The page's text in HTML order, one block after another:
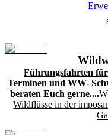
Führungsfahrten
Terminen und WW-
beraten Euch gerne....
Wildflüsse in der